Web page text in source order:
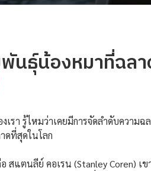
นธุ์น้องหมาที่ฉลา
รู้ไหมว่าเคยมีการจัดลำดับความฉ
ดที่สุดในโลก
นลีย์ คอเรน (Stanley Coren) เข